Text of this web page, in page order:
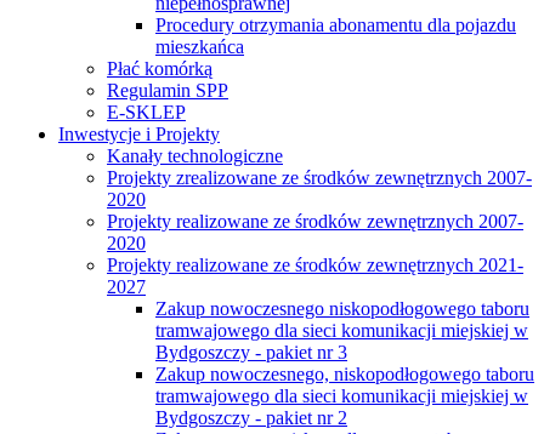
Procedury otrzymania abonamentu dla pojazdu
mieszkańca
Płać komórką
Regulamin SPP
E-SKLEP
Inwestycje i Projekty
Kanały technologiczne
Projekty zrealizowane ze środków zewnętrznych 2007-
2020
Projekty realizowane ze środków zewnętrznych 2007-
2020
Projekty realizowane ze środków zewnętrznych 2021-
2027
Zakup nowoczesnego niskopodłogowego taboru
tramwajowego dla sieci komunikacji miejskiej w
Bydgoszczy - pakiet nr 3
Zakup nowoczesnego, niskopodłogowego taboru
tramwajowego dla sieci komunikacji miejskiej w
Bydgoszczy - pakiet nr 2